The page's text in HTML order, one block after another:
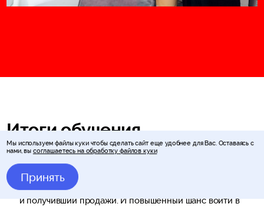
Итоги обучения
Готовый стартап
Устойчивый продукт, прошедший все стадии развития
и получивший продажи. И повышенный шанс войти в
Мы используем файлы куки чтобы сделать сайт еще удобнее для Вас. Оставаясь с
нами, вы соглашаетесь на обработку файлов куки
Принять